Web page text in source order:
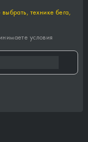
технике бега,
условия